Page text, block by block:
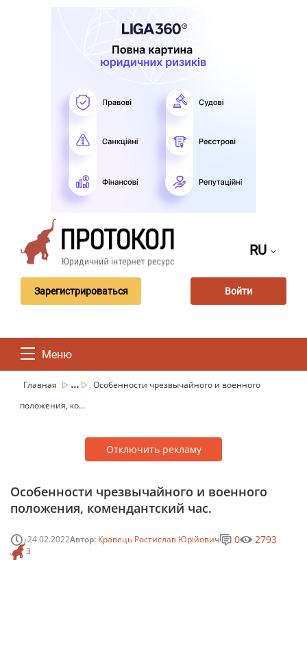
RU
Зарегистрироваться Войти
Меню
Главная ...
Особенности чрезвычайного и военного
положения, ко...
Отключить рекламу
Особенности чрезвычайного и военного
положения, комендантский час.
24.02.2022Автор: Кравець Ростислав Юрійович
3
0 2793